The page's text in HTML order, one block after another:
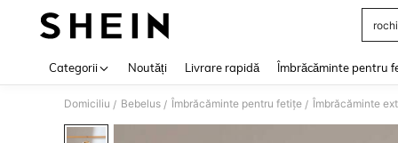
Categorii Noutăți Livrare rapidă Îmbrăcăminte pentru
Domiciliu / Bebelus / Îmbrăcăminte pentru fetițe / Îmbrăcăminte